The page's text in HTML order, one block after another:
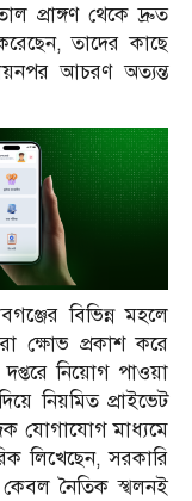
প্রাঙ্গণ থেকে দ্রুত
তাদের কাছে
আচরণ অত্যন্ত
বিভিন্ন মহলে
ক্ষোভ প্রকাশ করে
নিয়োগ পাওয়া
নিয়মিত প্রাইভেট
যোগাযোগ মাধ্যমে
লিখেছেন, সরকারি
কেবল নৈতিক স্খলনই